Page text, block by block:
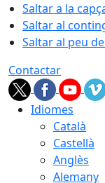
Saltar a la
Saltar al
Saltar al peu
Contactar
Idiomes
Català
Castellà
Anglès
Alemany